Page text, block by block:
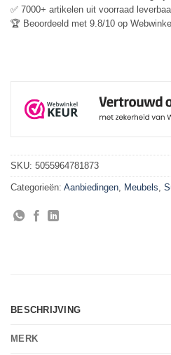
✅ 7000+ artikelen uit voorraad
🏆 Beoordeeld met 9.8/10 op
SKU: 5055964781873
Categorieën: Aanbiedingen Meubels
BESCHRIJVING
MERK